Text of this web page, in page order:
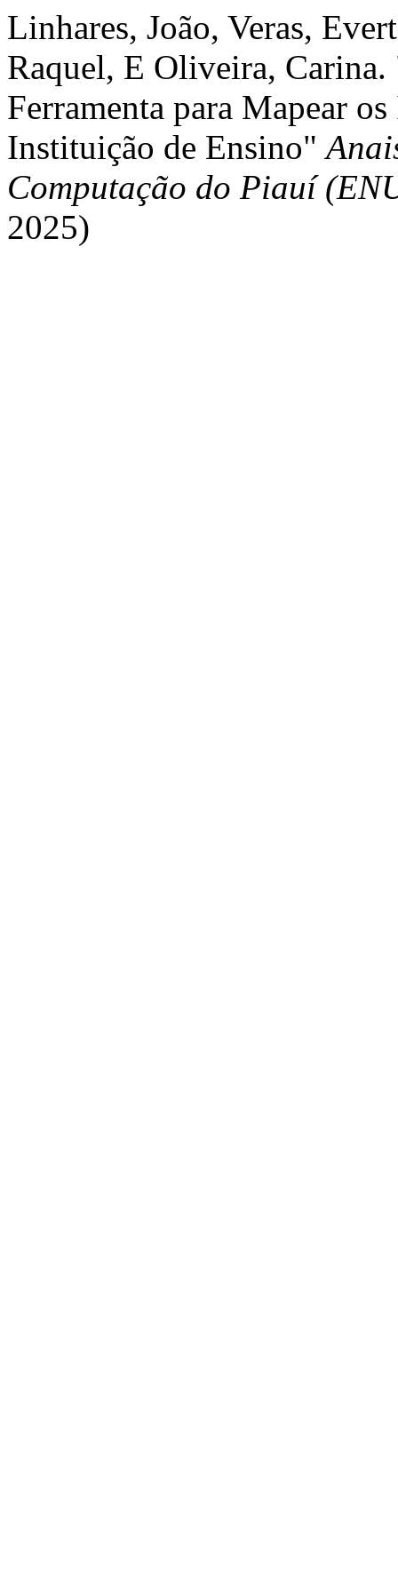
Linhares, João, Veras,
Raquel, E Oliveira,
Ferramenta para Mapear
Instituição de Ensino"
Computação do Piauí
2025)